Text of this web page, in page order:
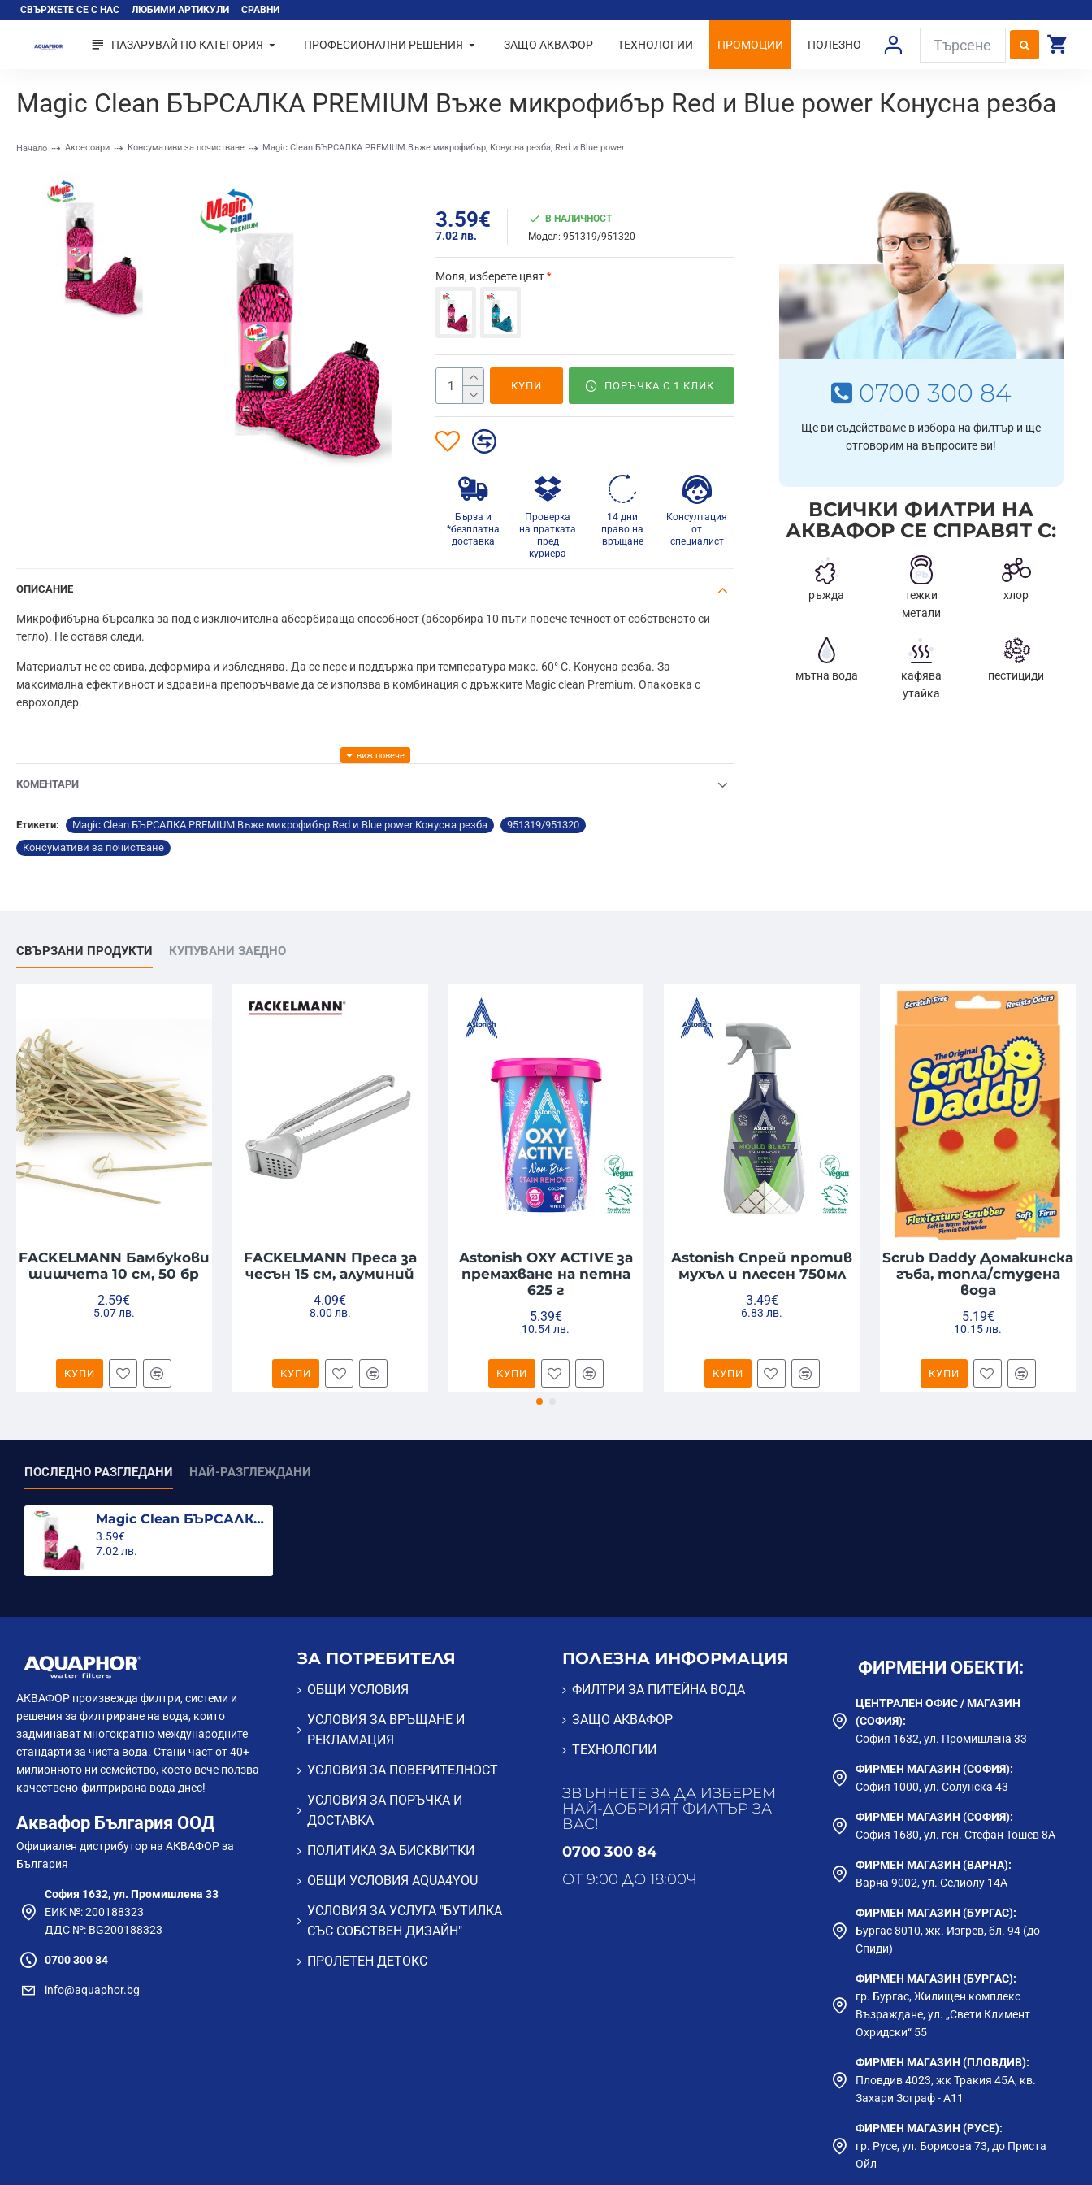
СВЪРЖЕТЕ СЕ С НАС ЛЮБИМИ АРТИКУЛИ СРАВНИ
ПАЗАРУВАЙ ПО КАТЕГОРИЯ ПРОФЕСИОНАЛНИ РЕШЕНИЯ ЗАЩО АКВАФОР ТЕХНОЛОГИИ ПРОМОЦИИ ПОЛЕЗНО
Начало Аксесоари Консумативи за почистване Magic Clean БЪРСАЛКА PREMIUM Въже микрофибър, Конусна резба, Red и Blue power
Magic Clean БЪРСАЛКА PREMIUM Въже микрофибър Red и Blue power Конусна резба
3.59€
7.02 лв.
В НАЛИЧНОСТ
Модел: 951319/951320
Моля, изберете цвят
КУПИ ПОРЪЧКА С 1 КЛИК
Бърза и
*безплатна
доставка
Проверка
на пратката
пред
куриера
14 дни
право на
връщане
Консултация
от
специалист
ОПИСАНИЕ
Микрофибърна бърсалка за под с изключителна абсорбираща способност (абсорбира 10 пъти повече течност от собственото си
тегло). Не оставя следи.
Материалът не се свива, деформира и избледнява. Да се пере и поддържа при температура макс. 60° C. Конусна резба. За
максимална ефективност и здравина препоръчваме да се използва в комбинация с дръжките Magic clean Premium. Опаковка с
еврохолдер.
КОМЕНТАРИ
Етикети: Magic Clean БЪРСАЛКА PREMIUM Въже микрофибър Red и Blue power Конусна резба
951319/951320
Консумативи за почистване
0700 300 84
Ще ви съдействаме в избора на филтър и ще
отговорим на въпросите ви!
ВСИЧКИ ФИЛТРИ НА
АКВАФОР СЕ СПРАВЯТ С:
ръжда
тежки
метали
хлор
мътна вода
кафява
утайка
пестициди
СВЪРЗАНИ ПРОДУКТИ КУПУВАНИ ЗАЕДНО
FACKELMANN Бамбукови
шишчета 10 см, 50 бр
2.59€
5.07 лв.
КУПИ
FACKELMANN Преса за
чесън 15 см, алуминий
4.09€
8.00 лв.
КУПИ
Astonish OXY ACTIVE за
премахване на петна
625 г
5.39€
10.54 лв.
КУПИ
Astonish Спрей против
мухъл и плесен 750мл
3.49€
6.83 лв.
КУПИ
Scrub Daddy Домакинска
гъба, топла/студена
вода
5.19€
10.15 лв.
КУПИ
ПОСЛЕДНО РАЗГЛЕДАНИ НАЙ-РАЗГЛЕЖДАНИ
Magic Clean БЪРСАЛКА PREMIUM Въже микрофибър, Конусна резба, Red и Blue power
3.59€
7.02 лв.
АКВАФОР произвежда филтри, системи и
решения за филтриране на вода, които
задминават многократно международните
стандарти за чиста вода. Стани част от 40+
милионното ни семейство, което вече ползва
качествено-филтрирана вода днес!
Аквафор България ООД
Официален дистрибутор на АКВАФОР за
България
София 1632, ул. Промишлена 33
ЕИК №: 200188323
ДДС №: BG200188323
0700 300 84
info@aquaphor.bg
ЗА ПОТРЕБИТЕЛЯ
ОБЩИ УСЛОВИЯ
УСЛОВИЯ ЗА ВРЪЩАНЕ И
РЕКЛАМАЦИЯ
УСЛОВИЯ ЗА ПОВЕРИТЕЛНОСТ
УСЛОВИЯ ЗА ПОРЪЧКА И
ДОСТАВКА
ПОЛИТИКА ЗА БИСКВИТКИ
ОБЩИ УСЛОВИЯ AQUA4YOU
УСЛОВИЯ ЗА УСЛУГА "БУТИЛКА
СЪС СОБСТВЕН ДИЗАЙН"
ПРОЛЕТЕН ДЕТОКС
ПОЛЕЗНА ИНФОРМАЦИЯ
ФИЛТРИ ЗА ПИТЕЙНА ВОДА
ЗАЩО АКВАФОР
ТЕХНОЛОГИИ
ЗВЪННЕТЕ ЗА ДА ИЗБЕРЕМ
НАЙ-ДОБРИЯТ ФИЛТЪР ЗА
ВАС!
0700 300 84
ОТ 9:00 ДО 18:00Ч
ФИРМЕНИ ОБЕКТИ:
ЦЕНТРАЛЕН ОФИС / МАГАЗИН
(СОФИЯ):
София 1632, ул. Промишлена 33
ФИРМЕН МАГАЗИН (СОФИЯ):
София 1000, ул. Солунска 43
ФИРМЕН МАГАЗИН (СОФИЯ):
София 1680, ул. ген. Стефан Тошев 8А
ФИРМЕН МАГАЗИН (ВАРНА):
Варна 9002, ул. Селиолу 14А
ФИРМЕН МАГАЗИН (БУРГАС):
Бургас 8010, жк. Изгрев, бл. 94 (до
Спиди)
ФИРМЕН МАГАЗИН (БУРГАС):
гр. Бургас, Жилищен комплекс
Възраждане, ул. „Свети Климент
Охридски“ 55
ФИРМЕН МАГАЗИН (ПЛОВДИВ):
Пловдив 4023, жк Тракия 45А, кв.
Захари Зограф - А11
ФИРМЕН МАГАЗИН (РУСЕ):
гр. Русе, ул. Борисова 73, до Приста
Ойл